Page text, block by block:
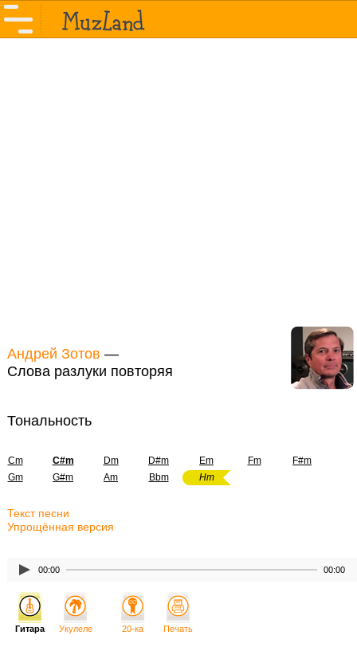
Андрей Зотов —
Слова разлуки повторяя
Тональность
Cm C#m Dm D#m Em Fm
F#m
Gm
G#m Am Bbm Hm
Текст песни
Упрощённая версия
00:00 00:00
Гитара Укулеле 20-ка Печать